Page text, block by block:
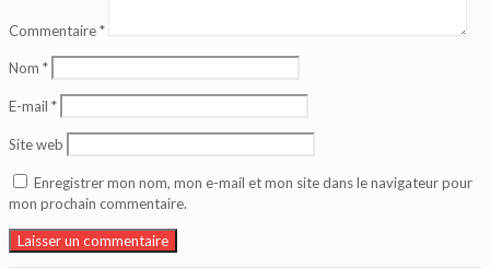
Commentaire*
Nom *
E-mail *
Site web
Enregistrer mon nom, mon e-mail et mon site dans le navigateur pour
mon prochain commentaire.